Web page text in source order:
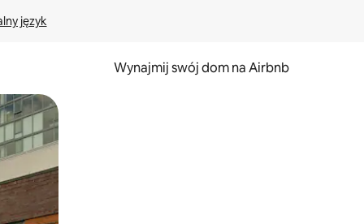
język
Wynajmij swój dom na Airbnb